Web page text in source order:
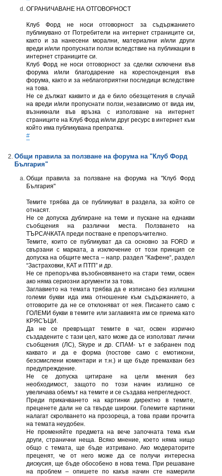
ОГРАНИЧАВАНЕ НА ОТГОВОРНОСТ
Клуб Форд не носи отговорност за съдържанието
публикувано от Потребители на интернет страниците си,
както и за нанесени морални, материални и/или други
вреди и/или пропуснати ползи вследствие на публикации в
интернет страниците си.
Клуб Форд не носи отговорност за сделки сключени във
форума и/или благодарение на кореспонденция във
форума, както и за неблагоприятни последици вследствие
на това.
Не се дължат каквито и да е било обезщетения в случай
на вреди и/или пропуснати ползи, независимо от вида им,
възникнали във връзка с използване на интернет
страниците на Клуб Форд и/или друг ресурс в интернет към
който има публикувана препратка.
#
Общи правила за ползване на форумa на "Клуб Форд
България"
Общи правила за ползване на форумa на "Клуб Форд
България"
Темите трябва да се публикуват в раздела, за който се
отнасят.
Не се допуска дублиране на теми и пускане на еднакви
съобщения на различни места. Ползването на
ТЪРСАЧКАТА преди постване e препоръчително.
Темите, които се публикуват да са основно за FORD и
свързани с марката, а изключение от този принцип се
допуска на общите места – напр. раздел “Кафене“, раздел
“Застраховки, КАТ и ПТП” и др.
Не се препоръчва възобновяването на стари теми, освен
ако няма сериозни аргументи за това.
Заглавието на темата трябва да е изписано без излишни
големи букви ида има отношение към съдържанието, a
отговорите да не се отклоняват от нея. Писането само с
ГОЛЕМИ букви в темите или заглавията им се приема като
КРЯСЪЦИ.
Да не се превръщат темите в чат, освен изрично
създадените с тази цел, като може да се използват лични
съобщения (ЛС), Skype и др. СПАМ- ът е забранен под
каквато и да е форма (постове само с емотикони,
безсмислени коментари и т.н.) и ще бъде премахван без
предупреждение.
Не се допуска цитиране на цели мнения без
необходимост, защото по този начин излишно се
увеличава обемът на темите и се създава непрегледност.
Преди прикачването на картинки директно в темите,
преценете дали не са твърде широки. Големите картинки
налагат скролването на прозореца, а това прави прочита
на темата неудобен.
Не променяйте предмета на вече започната тема към
други, странични неща. Всяко мнение, което няма нищо
общо с темата, ще бъде изтривано. Ако модераторите
преценят, че от него може да се получи интересна
дискусия, ще бъде обособено в нова тема. При решаване
на проблем – опишете по какъв начин сте намерили